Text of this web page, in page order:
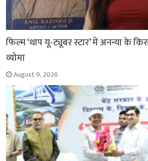
फिल्म ‘थाप यू-ट्यूबर स्टार’ में अनन्या के
व्योमा
August 9, 2026